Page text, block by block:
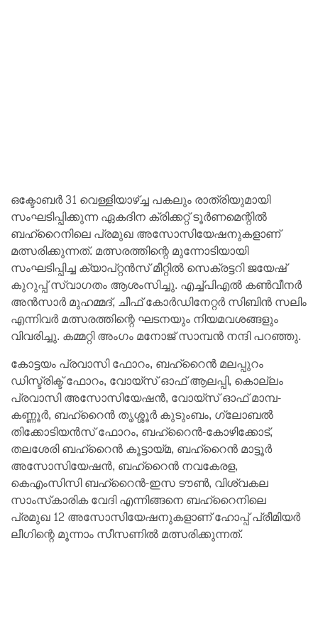
ഒക്ടോബര്‍ 31 വെള്ളിയാഴ്ച്ച പകലും രാത്രിയുമായി
സംഘടിപ്പിക്കുന്ന ഏകദിന ക്രിക്കറ്റ് ടൂര്‍ണമെന്റില്‍
ബഹ്റൈനിലെ പ്രമുഖ അസോസിയേഷനുകളാണ്
മത്സരിക്കുന്നത്. മത്സരത്തിന്റെ മുന്നോടിയായി
സംഘടിപ്പിച്ച ക്യാപ്റ്റന്‍സ് മീറ്റില്‍ സെക്രട്ടറി ജയേഷ്
കുറുപ്പ് സ്വാഗതം ആശംസിച്ചു. എച്ച്പിഎല്‍ കണ്‍വീനര്‍
അന്‍സാര്‍ മുഹമ്മദ്, ചീഫ് കോര്‍ഡിനേറ്റര്‍ സിബിന്‍ സലിം
എന്നിവര്‍ മത്സരത്തിന്റെ ഘടനയും നിയമവശങ്ങളും
വിവരിച്ചു. കമ്മറ്റി അംഗം മനോജ് സാമ്പന്‍ നന്ദി പറഞ്ഞു.
കോട്ടയം പ്രവാസി ഫോറം, ബഹ്റൈന്‍ മലപ്പുറം
ഡിസ്ട്രിക്ട് ഫോറം, വോയ്സ് ഓഫ് ആലപ്പി, കൊല്ലം
പ്രവാസി അസോസിയേഷന്‍, വോയ്സ് ഓഫ് മാമ്പ-
കണ്ണൂര്‍, ബഹ്റൈന്‍ തൃശ്ശൂര്‍ കുടുംബം, ഗ്ലോബല്‍
തിക്കോടിയന്‍സ് ഫോറം, ബഹ്റൈന്‍-കോഴിക്കോട്,
തലശേരി ബഹ്റൈന്‍ കൂട്ടായ്മ, ബഹ്റൈന്‍ മാട്ടൂര്‍
അസോസിയേഷന്‍, ബഹ്റൈന്‍ നവകേരള,
കെഎംസിസി ബഹ്റൈന്‍-ഇസ ടൗണ്‍, വിശ്വകല
സാംസ്‌കാരിക വേദി എന്നിങ്ങനെ ബഹ്റൈനിലെ
പ്രമുഖ 12 അസോസിയേഷനുകളാണ് ഹോപ്പ് പ്രീമിയര്‍
ലീഗിന്റെ മൂന്നാം സീസണില്‍ മത്സരിക്കുന്നത്.